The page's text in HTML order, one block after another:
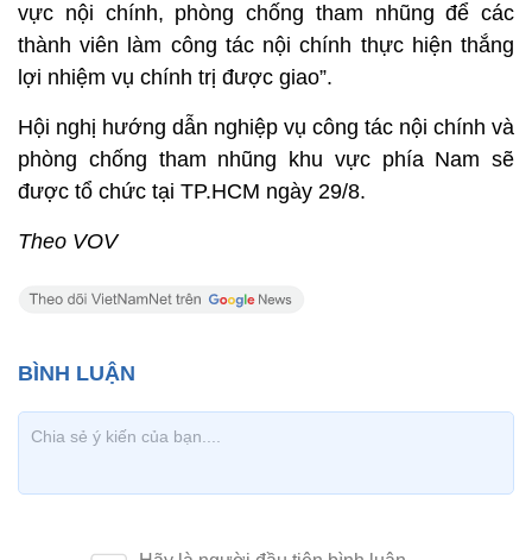
vực nội chính, phòng chống tham nhũng để các
thành viên làm công tác nội chính thực hiện thắng
lợi nhiệm vụ chính trị được giao”.
Hội nghị hướng dẫn nghiệp vụ công tác nội chính và
phòng chống tham nhũng khu vực phía Nam sẽ
được tổ chức tại TP.HCM ngày 29/8.
Theo VOV